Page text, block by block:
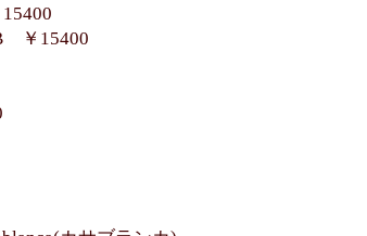
￥15400